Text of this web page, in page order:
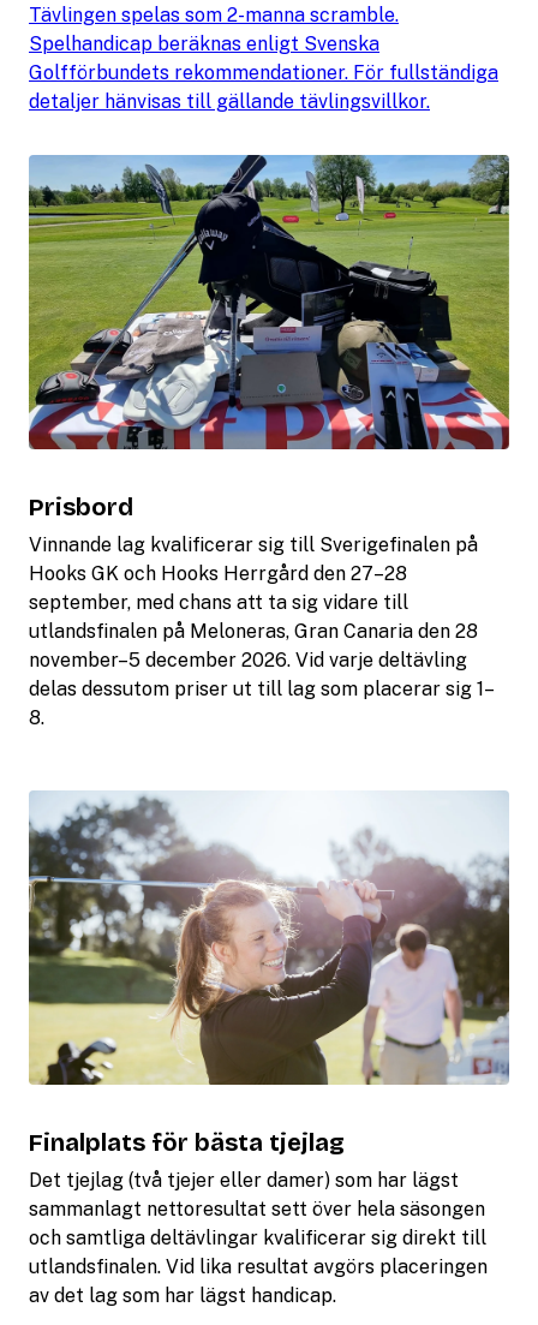
Tävlingen spelas som 2-manna scramble.
Spelhandicap beräknas enligt Svenska
Golfförbundets rekommendationer. För fullständiga
detaljer hänvisas till gällande tävlingsvillkor.
Prisbord
Vinnande lag kvalificerar sig till Sverigefinalen på
Hooks GK och Hooks Herrgård den 27–28
september, med chans att ta sig vidare till
utlandsfinalen på Meloneras, Gran Canaria den 28
november–5 december 2026. Vid varje deltävling
delas dessutom priser ut till lag som placerar sig 1–
8.
Finalplats för bästa tjejlag
Det tjejlag (två tjejer eller damer) som har lägst
sammanlagt nettoresultat sett över hela säsongen
och samtliga deltävlingar kvalificerar sig direkt till
utlandsfinalen. Vid lika resultat avgörs placeringen
av det lag som har lägst handicap.